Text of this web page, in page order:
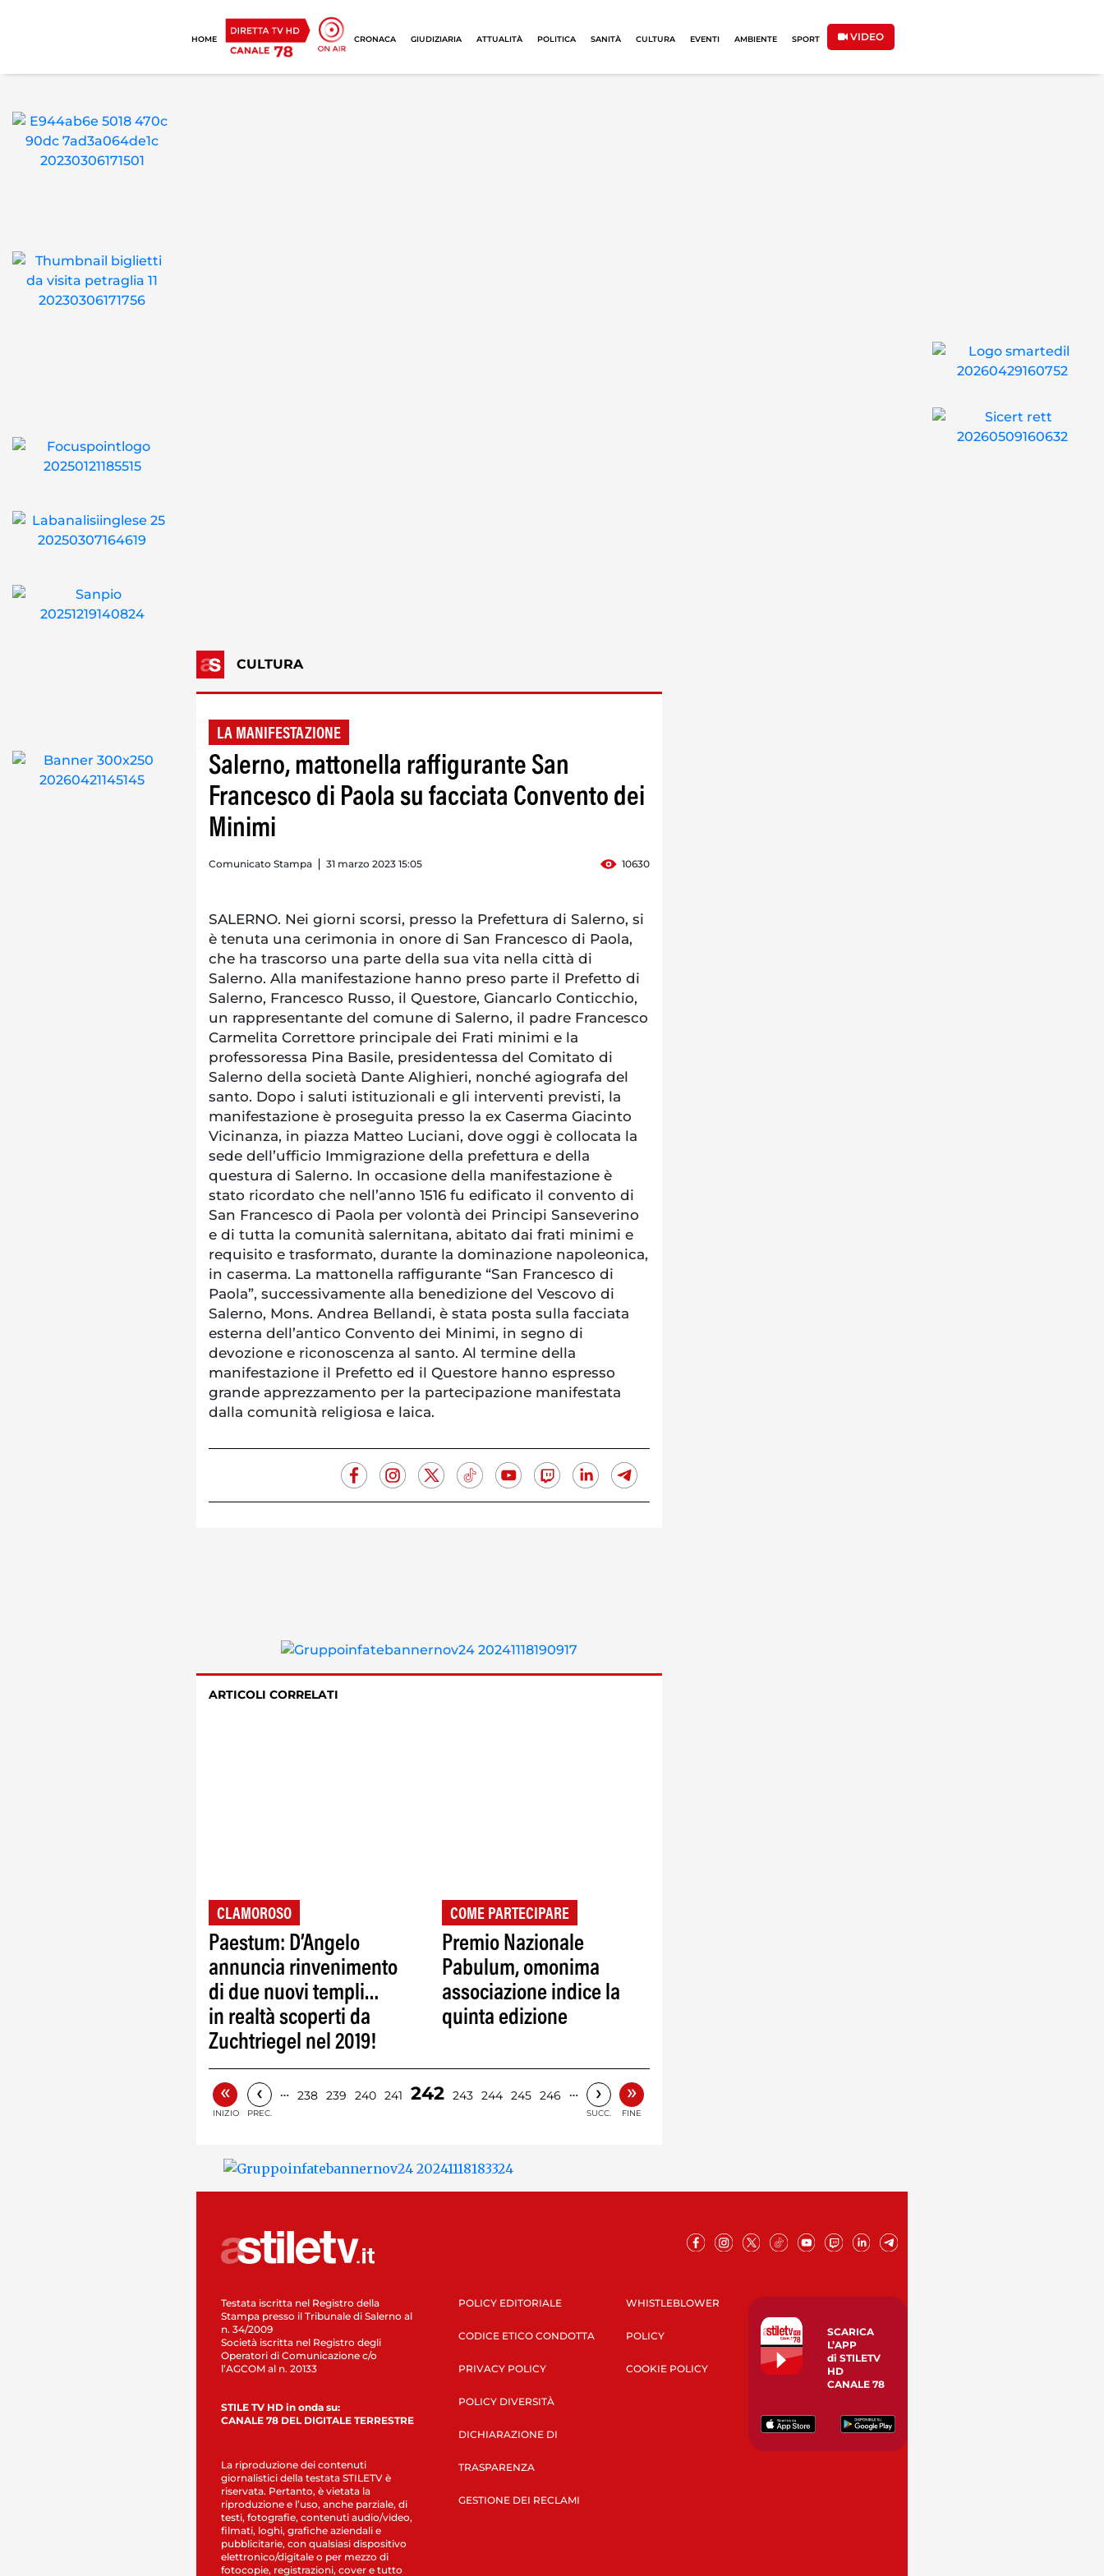
HOME CRONACA GIUDIZIARIA ATTUALITÀ POLITICA SANITÀ CULTURA EVENTI AMBIENTE SPORT VIDEO
CULTURA
LA MANIFESTAZIONE
Salerno, mattonella raffigurante San
Francesco di Paola su facciata Convento dei
Minimi
Comunicato Stampa 31 marzo 2023 15:05 10630
SALERNO. Nei giorni scorsi, presso la Prefettura di Salerno, si
è tenuta una cerimonia in onore di San Francesco di Paola,
che ha trascorso una parte della sua vita nella città di
Salerno. Alla manifestazione hanno preso parte il Prefetto di
Salerno, Francesco Russo, il Questore, Giancarlo Conticchio,
un rappresentante del comune di Salerno, il padre Francesco
Carmelita Correttore principale dei Frati minimi e la
professoressa Pina Basile, presidentessa del Comitato di
Salerno della società Dante Alighieri, nonché agiografa del
santo. Dopo i saluti istituzionali e gli interventi previsti, la
manifestazione è proseguita presso la ex Caserma Giacinto
Vicinanza, in piazza Matteo Luciani, dove oggi è collocata la
sede dell’ufficio Immigrazione della prefettura e della
questura di Salerno. In occasione della manifestazione è
stato ricordato che nell’anno 1516 fu edificato il convento di
San Francesco di Paola per volontà dei Principi Sanseverino
e di tutta la comunità salernitana, abitato dai frati minimi e
requisito e trasformato, durante la dominazione napoleonica,
in caserma. La mattonella raffigurante “San Francesco di
Paola”, successivamente alla benedizione del Vescovo di
Salerno, Mons. Andrea Bellandi, è stata posta sulla facciata
esterna dell’antico Convento dei Minimi, in segno di
devozione e riconoscenza al santo. Al termine della
manifestazione il Prefetto ed il Questore hanno espresso
grande apprezzamento per la partecipazione manifestata
dalla comunità religiosa e laica.
ARTICOLI CORRELATI
CLAMOROSO
Paestum: D’Angelo
annuncia rinvenimento
di due nuovi templi…
in realtà scoperti da
Zuchtriegel nel 2019!
COME PARTECIPARE
Premio Nazionale
Pabulum, omonima
associazione indice la
quinta edizione
«
INIZIO
‹
PREC.
… 238 239 240 241 242 243 244 245 246 … ›
SUCC.
»
FINE
Testata iscritta nel Registro della
Stampa presso il Tribunale di Salerno al
n. 34/2009
Società iscritta nel Registro degli
Operatori di Comunicazione c/o
l’AGCOM al n. 20133
STILE TV HD in onda su:
CANALE 78 DEL DIGITALE TERRESTRE
La riproduzione dei contenuti
giornalistici della testata STILETV è
riservata. Pertanto, è vietata la
riproduzione e l’uso, anche parziale, di
testi, fotografie, contenuti audio/video,
filmati, loghi, grafiche aziendali e
pubblicitarie, con qualsiasi dispositivo
elettronico/digitale o per mezzo di
fotocopie, registrazioni, cover e tutto
POLICY EDITORIALE
CODICE ETICO CONDOTTA
PRIVACY POLICY
POLICY DIVERSITÀ
DICHIARAZIONE DI
TRASPARENZA
GESTIONE DEI RECLAMI
WHISTLEBLOWER
POLICY
COOKIE POLICY
SCARICA
L’APP
di STILETV
HD
CANALE 78